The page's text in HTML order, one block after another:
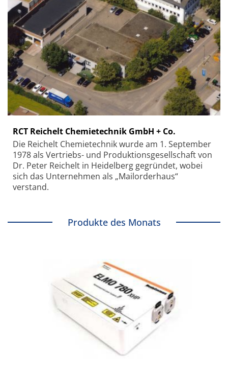
RCT Reichelt Chemietechnik GmbH + Co.
Die Reichelt Chemietechnik wurde am 1. September
1978 als Vertriebs- und Produktionsgesellschaft von
Dr. Peter Reichelt in Heidelberg gegründet, wobei
sich das Unternehmen als „Mailorderhaus“
verstand.
Produkte des Monats